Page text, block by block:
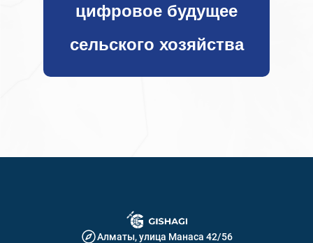
цифровое будущее
сельского хозяйства
Алматы, улица Манаса 42/56
Отправить